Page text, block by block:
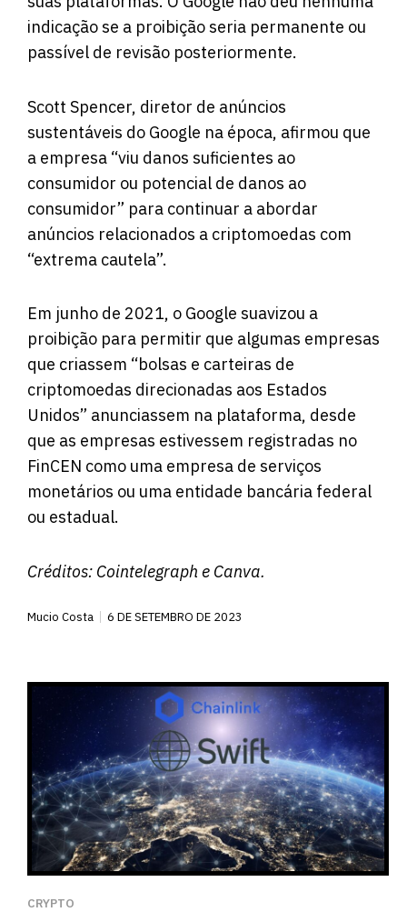
indicação se a proibição seria permanente ou
passível de revisão posteriormente.
Scott Spencer, diretor de anúncios
sustentáveis ​​do Google na época, afirmou que
a empresa “viu danos suficientes ao
consumidor ou potencial de danos ao
consumidor” para continuar a abordar
anúncios relacionados a criptomoedas com
“extrema cautela”.
Em junho de 2021, o Google suavizou a
proibição para permitir que algumas empresas
que criassem “bolsas e carteiras de
criptomoedas direcionadas aos Estados
Unidos” anunciassem na plataforma, desde
que as empresas estivessem registradas no
FinCEN como uma empresa de serviços
monetários ou uma entidade bancária federal
ou estadual.
Créditos: Cointelegraph e Canva.
Mucio Costa 6 DE SETEMBRO DE 2023
CRYPTO